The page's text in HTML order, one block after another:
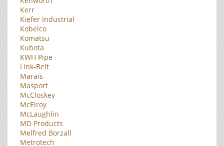
Kerr
Kiefer Industrial
Kobelco
Komatsu
Kubota
KWH Pipe
Link-Belt
Marais
Masport
McCloskey
McElroy
McLaughlin
MD Products
Melfred Borzall
Metrotech